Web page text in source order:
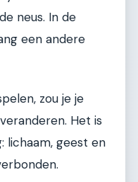
neus. In de
een andere
zou je je
Het is
lichaam, geest en